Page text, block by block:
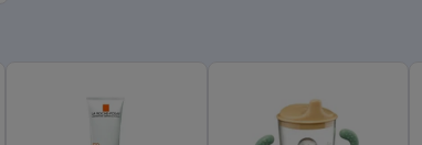
Parfum, CI 77015, Titanium Dioxide, T-butyl Alcoho